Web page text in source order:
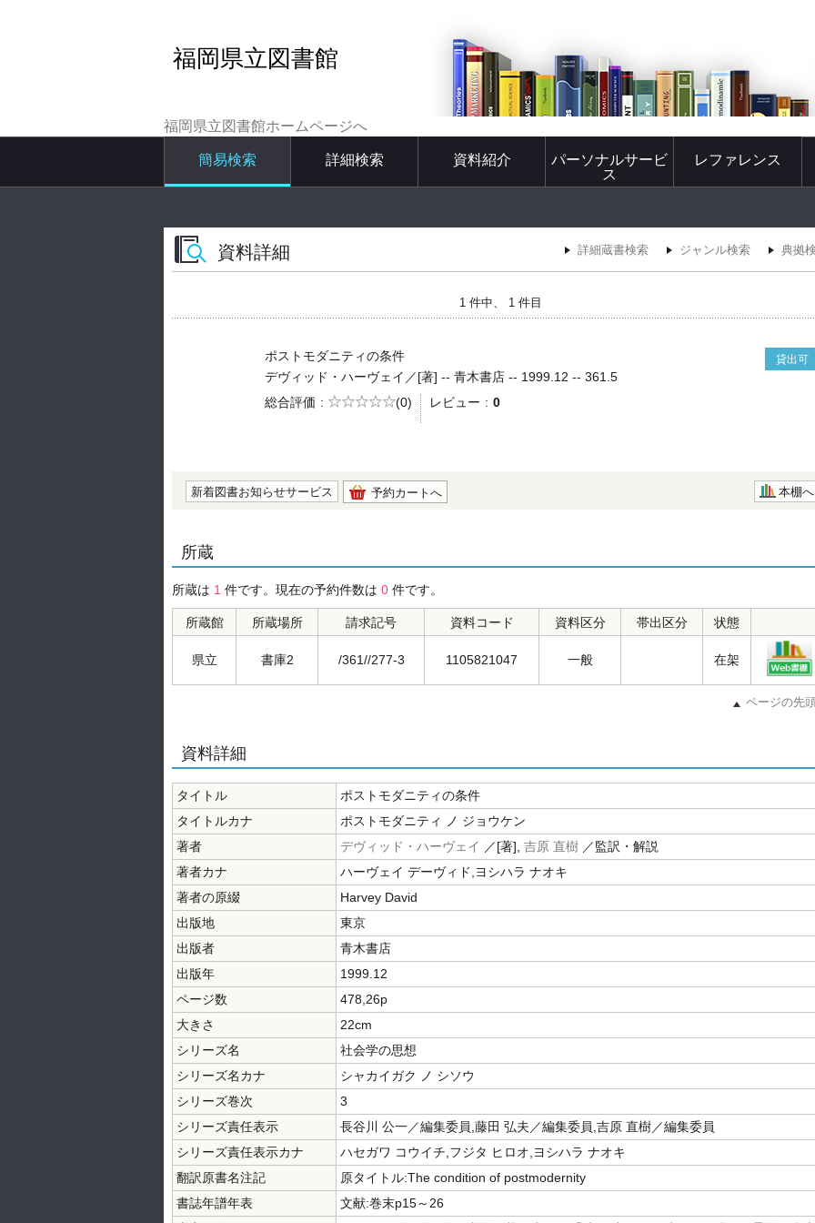
福岡県立図書館
福岡県立図書館ホームページへ
簡易検索 詳細検索 資料紹介
パーソナルサービ
ス
レファレンス
資料詳細 詳細蔵書検索 ジャンル検索 典拠
1 件中、 1 件目
ポストモダニティの条件 貸出可
デヴィッド・ハーヴェイ／[著] -- 青木書店 -- 1999.12 -- 361.5
総合評価
5段階評価
(0) レビュー 0
新着図書お知らせサービス 予約カートへ 本棚へ
所蔵
所蔵は 1 件です。現在の予約件数は 0 件です。
所蔵館 所蔵場所 請求記号 資料コード 資料区分 帯出区分 状態
県立 書庫2 /361//277-3 1105821047 一般 在架
ページの先
資料詳細
タイトル
ポストモダニティの条件
タイトルカナ
ポストモダニティ ノ ジョウケン
著者
デヴィッド・ハーヴェイ ／[著], 吉原 直樹 ／監訳・解説
著者カナ
ハーヴェイ デーヴィド,ヨシハラ ナオキ
著者の原綴
Harvey David
出版地
東京
出版者
青木書店
出版年
1999.12
ページ数
478,26p
大きさ
22cm
シリーズ名
社会学の思想
シリーズ名カナ
シャカイガク ノ シソウ
シリーズ巻次
3
シリーズ責任表示
長谷川 公一／編集委員,藤田 弘夫／編集委員,吉原 直樹／編集委員
シリーズ責任表示カナ
ハセガワ コウイチ,フジタ ヒロオ,ヨシハラ ナオキ
翻訳原書名注記
原タイトル:The condition of postmodernity
書誌年譜年表
文献:巻末p15～26